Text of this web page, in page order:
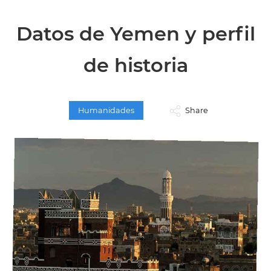
Datos de Yemen y perfil
de historia
Humanidades Share